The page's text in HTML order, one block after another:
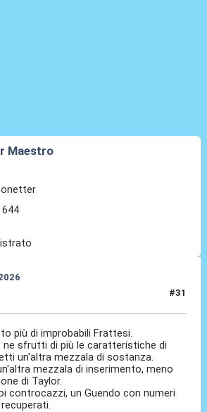
Maestro
644
#31
più di improbabili Frattesi.
ne sfrutti di più le caratteristiche di
un'altra mezzala di sostanza.
mezzala di inserimento, meno
di Taylor.
controcazzi, un Guendo con numeri